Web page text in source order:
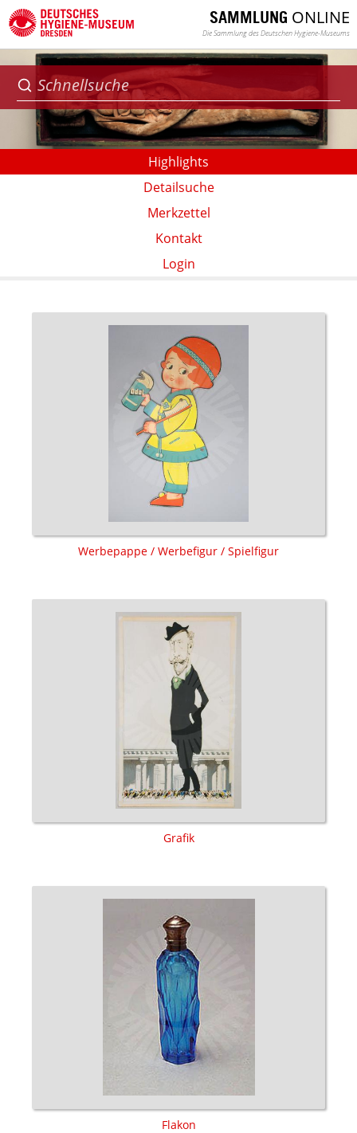
SAMMLUNG ONLINE
Die Sammlung des Deutschen Hygiene-Museums
Highlights
Detailsuche
Merkzettel
Kontakt
Login
Werbepappe / Werbefigur / Spielfigur
Grafik
Flakon